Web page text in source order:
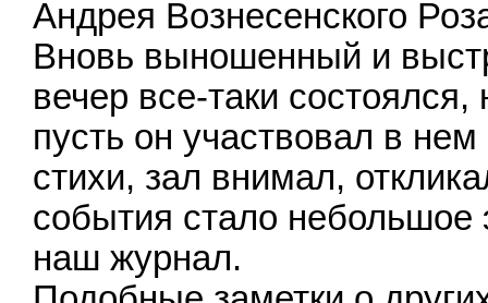
Андрея Вознесенского
Вновь выношенный и
вечер все-таки
пусть он участвовал в
стихи, зал внимал,
события стало небольшое
наш журнал.